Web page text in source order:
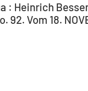
Heinrich
92. Vom 18.